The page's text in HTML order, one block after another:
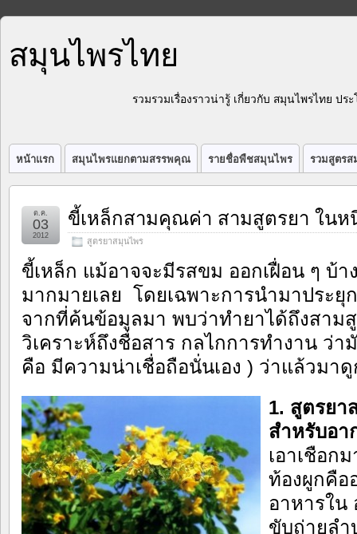
สมุนไพรไทย
รวมรวมเรื่องราวน่ารู้ เกี่ยวกับ สมุนไพรไทย ป
หน้าแรก สมุนไพรแยกตามสรรพคุณ รายชื่อพืชสมุนไพร รวมสูตรส
ขี้เหล็กสามคุณค่า สามสูตรยา ในห
สูตรยาสมุนไพร
ต.ค.
03
2012
ขี้เหล็ก แม้อาจจะมีรสขม ออกเฝื่อน ๆ บ้
มากมายเลย โดยเฉพาะการนำมาประยุ
จากที่ค้นข้อมูลมา พบว่าทำยาได้ถึงสาม
วิเคราะห์ถึงชื่อสาร กลไกการทำงาน ว่า
คือ มีความน่าเชื่อถือนั่นเอง ) ว่าแล้วมา
1. สูตรยา
สำหรับอ
เอาเชือก
ท้องผูกคือ
อาหารใน
ขับถ่ายล